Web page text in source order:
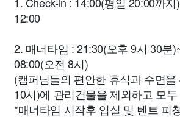
12:00
2. 매너타임 : 21:30(오후 9시 30분
08:00(오전 8시)
(캠퍼님들의 편안한 휴식과 수면을
10시)에 관리건물을 제외하고 모
*매너타임 시작후 입실 및 텐트 피